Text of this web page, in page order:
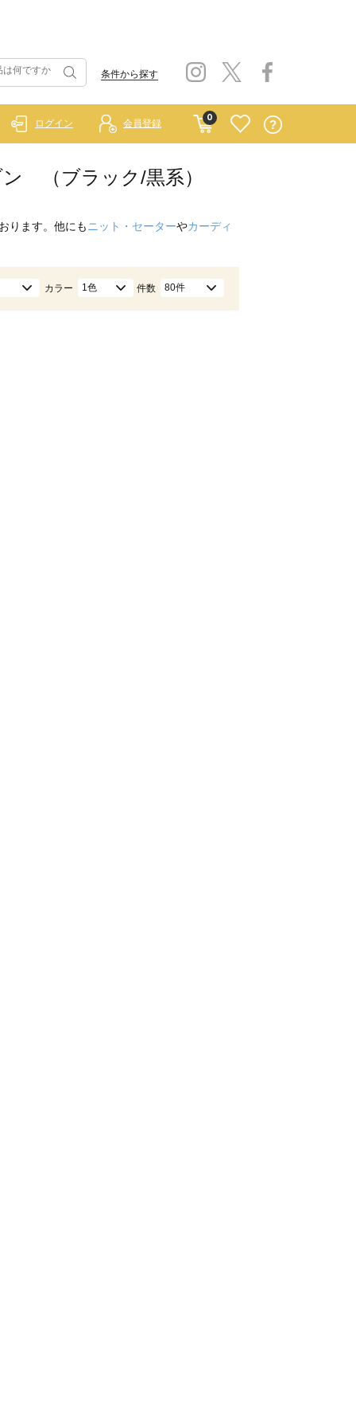
条件から探す
0
ログイン 会員登録
（ブラック/黒系）
ります。他にも ニット・セーターやカーディ
カラー 1色 件数 80件